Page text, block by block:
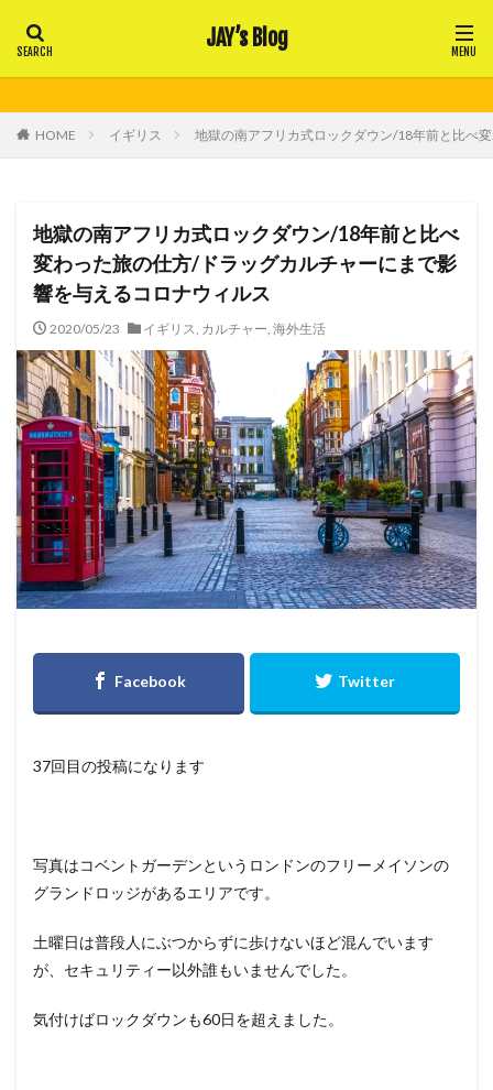
JAY’s Blog
HOME イギリス 地獄の南アフリカ式ロックダウン/18年前と比べ
地獄の南アフリカ式ロックダウン/18年前と比べ
変わった旅の仕方/ドラッグカルチャーにまで影
響を与えるコロナウィルス
2020/05/23 イギリス, カルチャー, 海外生活
37回目の投稿になります
写真はコベントガーデンというロンドンのフリーメイソンの
グランドロッジがあるエリアです。
土曜日は普段人にぶつからずに歩けないほど混んでいます
が、セキュリティー以外誰もいませんでした。
気付けばロックダウンも60日を超えました。